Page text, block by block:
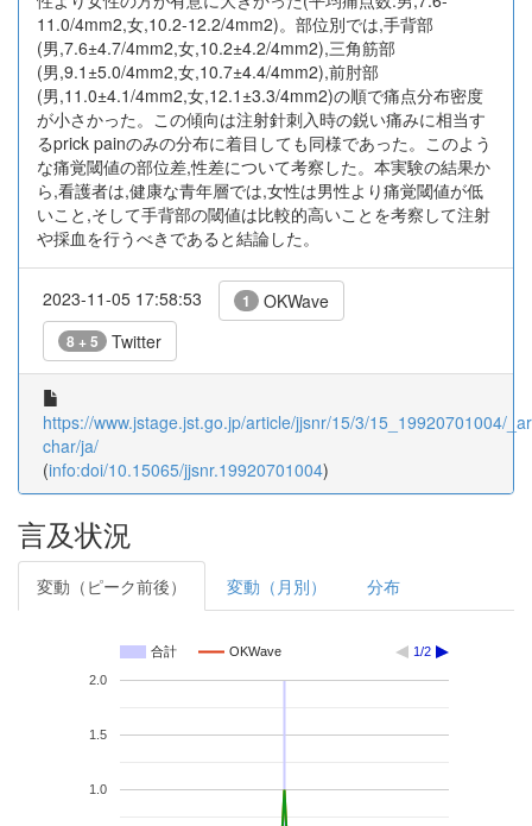
11.0/4mm2,女,10.2-12.2/4mm2)。部位別では,手背部
(男,7.6±4.7/4mm2,女,10.2±4.2/4mm2),三角筋部
(男,9.1±5.0/4mm2,女,10.7±4.4/4mm2),前肘部
(男,11.0±4.1/4mm2,女,12.1±3.3/4mm2)の順で痛点分布密度
が小さかった。この傾向は注射針刺入時の鋭い痛みに相当す
るprick painのみの分布に着目しても同様であった。このよう
な痛覚閾値の部位差,性差について考察した。本実験の結果か
ら,看護者は,健康な青年層では,女性は男性より痛覚閾値が低
いこと,そして手背部の閾値は比較的高いことを考察して注射
や採血を行うべきであると結論した。
2023-11-05 17:58:53 1 OKWave
8 + 5 Twitter
https://www.jstage.jst.go.jp/article/jjsnr/15/3/15_19920701004/
char/ja/
(info:doi/10.15065/jjsnr.19920701004)
言及状況
変動（ピーク前後） 変動（月別） 分布
合計 OKWave 1/2
1.0
1.5
2.0